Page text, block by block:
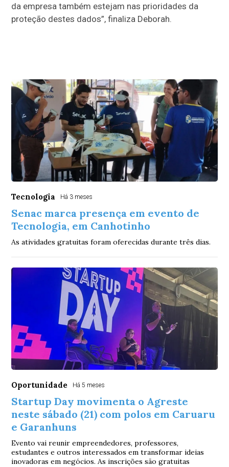
da empresa também estejam nas prioridades da
proteção destes dados”, finaliza Deborah.
Tecnologia Há 3 meses
Senac marca presença em evento de
Tecnologia, em Canhotinho
As atividades gratuitas foram oferecidas durante três dias.
Oportunidade Há 5 meses
Startup Day movimenta o Agreste
neste sábado (21) com polos em Caruaru
e Garanhuns
Evento vai reunir empreendedores, professores,
estudantes e outros interessados em transformar ideias
inovadoras em negócios. As inscrições são gratuitas